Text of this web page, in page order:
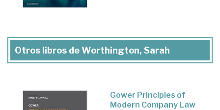
Otros libros de Worthington, Sarah
Gower Principles of
Modern Company Law